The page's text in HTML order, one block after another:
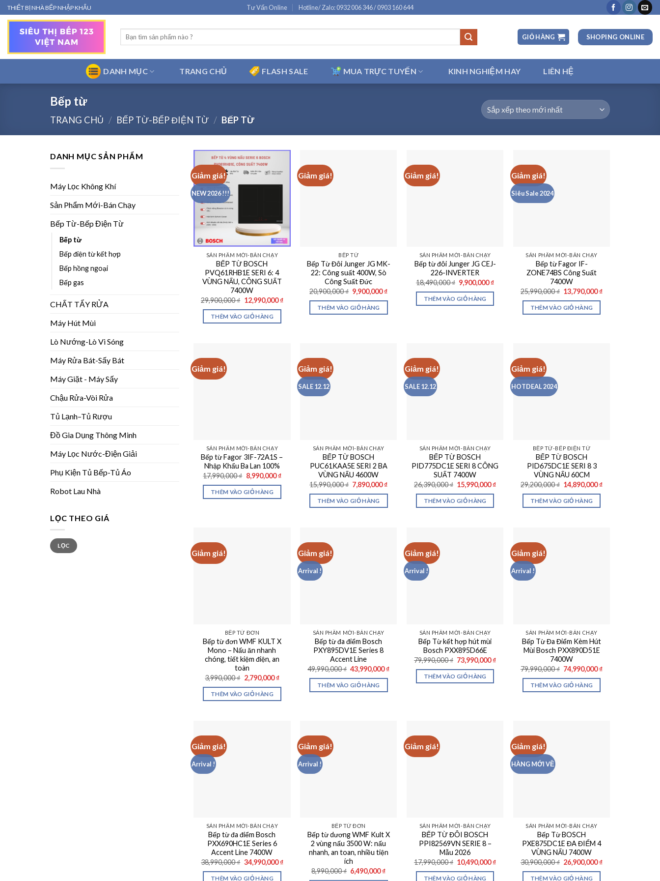
Bỏ
qua
THIẾT BỊ NHÀ BẾP NHẬP KHẨU Tư Vấn Online Hotline/ Zalo: 0932 006 346 / 0903 160 644
Tìm
kiếm:
GIỎ HÀNG SHOPING ONLINE
DANH MỤC TRANG CHỦ FLASH SALE MUA TRỰC TUYẾN KINH NGHIỆM HAY LIÊN HỆ
Bếp từ
TRANG CHỦ / BẾP TỪ-BẾP ĐIỆN TỪ / BẾP TỪ
DANH MỤC SẢN PHẨM
Máy Lọc Không Khí
Sản Phẩm Mới-Bán Chạy
Bếp Từ-Bếp Điện Từ
Bếp từ
Bếp điện từ kết hợp
Bếp hồng ngoại
Bếp gas
CHẤT TẨY RỬA
Máy Hút Mùi
Lò Nướng-Lò Vi Sóng
Máy Rửa Bát-Sấy Bát
Máy Giặt - Máy Sấy
Chậu Rửa-Vòi Rửa
Tủ Lạnh–Tủ Rượu
Đồ Gia Dụng Thông Minh
Máy Lọc Nước-Điện Giải
Phụ Kiện Tủ Bếp-Tủ Áo
Robot Lau Nhà
LỌC THEO GIÁ
Giá
tối
thiểu
Giá
tối
đa
LỌC
Giảm giá!
NEW 2026 !!!
SẢN PHẨM MỚI-BÁN CHẠY
BẾP TỪ BOSCH
PVQ61RHB1E SERI 6: 4
VÙNG NẤU, CÔNG SUẤT
7400W
29,900,000₫ Giá
gốc
là:
29,900,000 ₫.
12,990,000₫Giá
THÊM VÀO GIỎ HÀNG
Giảm giá!
BẾP TỪ
Bếp Từ Đôi Junger JG MK-
22: Công suất 400W, Sò
Công Suất Đức
20,900,000₫ Giá
gốc
là:
20,900,000 ₫.
9,900,000₫Giá
THÊM VÀO GIỎ HÀNG
Giảm giá!
SẢN PHẨM MỚI-BÁN CHẠY
Bếp từ đôi Junger JG CEJ-
226-INVERTER
18,490,000₫ Giá
gốc
là:
18,490,000 ₫.
9,900,000₫Giá
THÊM VÀO GIỎ HÀNG
Giảm giá!
Siêu Sale 2024
SẢN PHẨM MỚI-BÁN CHẠY
Bếp từ Fagor IF-
ZONE74BS Công Suất
7400W
25,990,000₫ Giá
gốc
là:
25,990,000 ₫.
13,790,000₫Giá
THÊM VÀO GIỎ HÀNG
Giảm giá!
SẢN PHẨM MỚI-BÁN CHẠY
Bếp từ Fagor 3IF-72A1S –
Nhập Khẩu Ba Lan 100%
17,990,000₫ Giá
gốc
là:
17,990,000 ₫.
8,990,000₫Giá
THÊM VÀO GIỎ HÀNG
Giảm giá!
SALE 12.12
SẢN PHẨM MỚI-BÁN CHẠY
BẾP TỪ BOSCH
PUC61KAA5E SERI 2 BA
VÙNG NẤU 4600W
15,990,000₫ Giá
gốc
là:
15,990,000 ₫.
7,890,000₫Giá
THÊM VÀO GIỎ HÀNG
Giảm giá!
SALE 12.12
SẢN PHẨM MỚI-BÁN CHẠY
BẾP TỪ BOSCH
PID775DC1E SERI 8 CÔNG
SUẤT 7400W
26,390,000₫ Giá
gốc
là:
26,390,000 ₫.
15,990,000₫Giá
THÊM VÀO GIỎ HÀNG
Giảm giá!
HOTDEAL 2024
BẾP TỪ-BẾP ĐIỆN TỪ
BẾP TỪ BOSCH
PID675DC1E SERI 8 3
VÙNG NẤU 60CM
29,200,000₫ Giá
gốc
là:
29,200,000 ₫.
14,890,000₫Giá
THÊM VÀO GIỎ HÀNG
Giảm giá!
BẾP TỪ ĐƠN
Bếp từ đơn WMF KULT X
Mono – Nấu ăn nhanh
chóng, tiết kiệm điện, an
toàn
3,990,000₫ Giá
gốc
là:
3,990,000 ₫.
2,790,000₫Giá
THÊM VÀO GIỎ HÀNG
Giảm giá!
Arrival !
SẢN PHẨM MỚI-BÁN CHẠY
Bếp từ đa điểm Bosch
PXY895DV1E Series 8
Accent Line
49,990,000₫ Giá
gốc
là:
49,990,000 ₫.
43,990,000₫Giá
THÊM VÀO GIỎ HÀNG
Giảm giá!
Arrival !
SẢN PHẨM MỚI-BÁN CHẠY
Bếp Từ kết hợp hút mùi
Bosch PXX895D66E
79,990,000₫ Giá
gốc
là:
79,990,000 ₫.
73,990,000₫Giá
73,990,000 ₫.
THÊM VÀO GIỎ HÀNG
Giảm giá!
Arrival !
SẢN PHẨM MỚI-BÁN CHẠY
Bếp Từ Đa Điểm Kèm Hút
Mùi Bosch PXX890D51E
7400W
79,990,000₫ Giá
gốc
là:
79,990,000 ₫.
74,990,000₫Giá
THÊM VÀO GIỎ HÀNG
Giảm giá!
Arrival !
SẢN PHẨM MỚI-BÁN CHẠY
Bếp từ đa điểm Bosch
PXX690HC1E Series 6
Accent Line 7400W
38,990,000₫ Giá
gốc
là:
34,990,000₫Giá
THÊM VÀO GIỎ HÀNG
Giảm giá!
Arrival !
BẾP TỪ ĐƠN
Bếp từ dương WMF Kult X
2 vùng nấu 3500 W: nấu
nhanh, an toan, nhiều tiện
ích
8,990,000₫ Giá
gốc
6,490,000₫Giá
Giảm giá!
SẢN PHẨM MỚI-BÁN CHẠY
BẾP TỪ ĐÔI BOSCH
PPI82569VN SERIE 8 –
Mẫu 2026
17,990,000₫ Giá
gốc
là:
10,490,000₫Giá
THÊM VÀO GIỎ HÀNG
Giảm giá!
HÀNG MỚI VỀ
SẢN PHẨM MỚI-BÁN CHẠY
Bếp Từ BOSCH
PXE875DC1E ĐA ĐIỂM 4
VÙNG NẤU 7400W
30,900,000₫ Giá
gốc
là:
26,900,000₫Giá
THÊM VÀO GIỎ HÀNG